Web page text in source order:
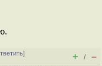
]
+ / –